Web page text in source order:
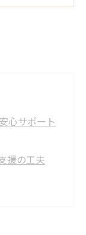
心サポート
援の工夫
取り組み